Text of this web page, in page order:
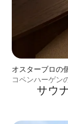
オスターブロの
コペンハーゲン
サウ